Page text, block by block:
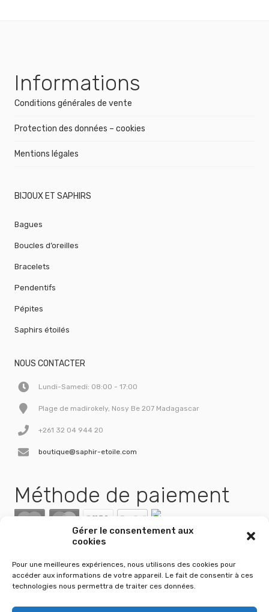
Gérer le consentement aux
cookies
Pour une meilleures expériences, nous utilisons des cookies pour
accéder aux informations de votre appareil. Le fait de consentir à ces
technologies nous permettra de traiter ces données.
Informations
Conditions générales de vente
Protection des données – cookies
Mentions légales
BIJOUX ET SAPHIRS
Bagues
Boucles d’oreilles
Bracelets
Pendentifs
Pépites
Saphirs étoilés
NOUS CONTACTER
Lundi-Samedi: 08:00 - 17:00
Plage de madirokely, Nosy Be 207 Madagascar
+261 32 04 944 20
boutique@saphir-etoile.com
Méthode de paiement